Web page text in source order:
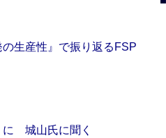
生産性』で振り返るFSP
に 城山氏に聞く